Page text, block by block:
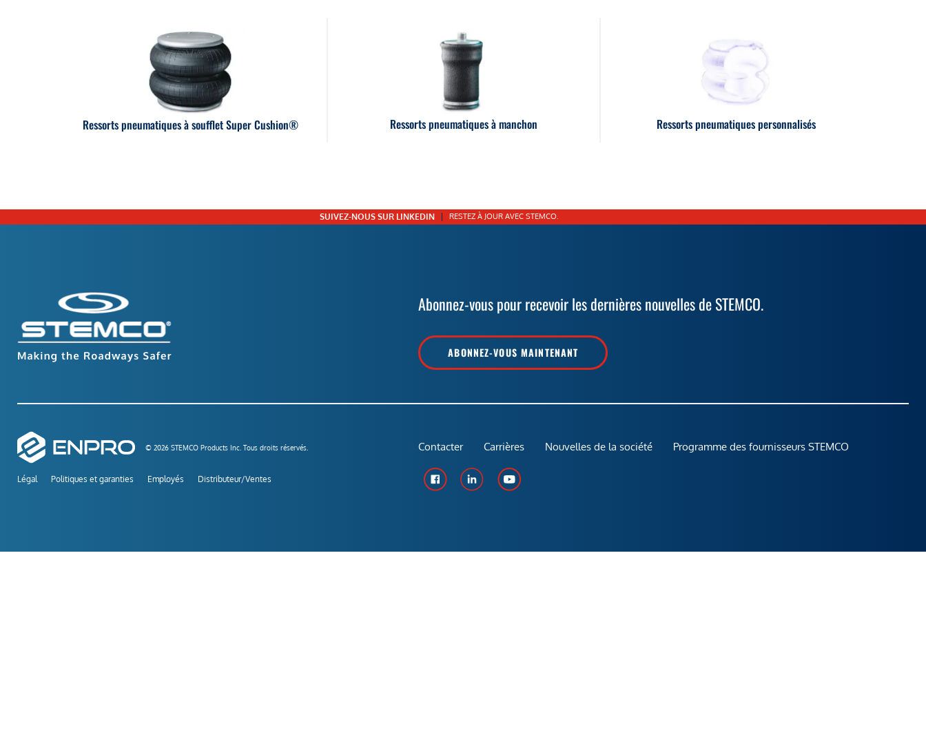
Ressorts pneumatiques à soufflet Super Cushion® Ressorts pneumatiques à manchon Ressorts pneumatiques personnalisés
SUIVEZ-NOUS SUR LINKEDIN RESTEZ À JOUR AVEC STEMCO.
Abonnez-vous pour recevoir les dernières nouvelles de STEMCO.
ABONNEZ-VOUS MAINTENANT
© 2026 STEMCO Products Inc. Tous droits réservés.
Légal Politiques et garanties Employés Distributeur/Ventes
Contacter Carrières Nouvelles de la société Programme des fournisseurs STEMCO